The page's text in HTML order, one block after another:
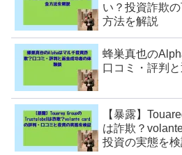
い？投資詐欺
方法を解説
蜂巣真也の
口コミ・評判
【暴露】
は詐欺？
投資の実態を検